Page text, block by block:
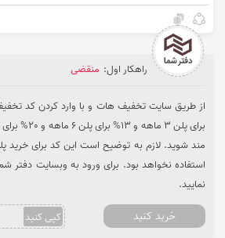
راهکار اول: منقضی
برای پلن 3
مند شوید. لازم به توضیح است این کد برای
استفاده نخواهد بود. برای ورود به وبسایت دفتر
نمایید.
خرید کنید کپی کنید